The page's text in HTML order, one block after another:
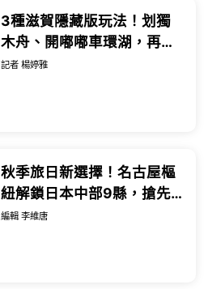
3種滋賀隱藏版玩法！划獨
木舟、開嘟嘟車環湖，再換
裝成山伏深入古剎修行。
記者 楊婷雅
秋季旅日新選擇！名古屋樞
紐解鎖日本中部9縣，搶先
預訂父親節孝親賞楓之旅。
編輯 李維唐